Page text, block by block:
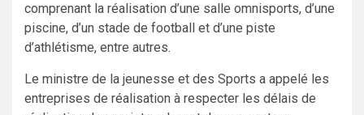
comprenant la réalisation d’une salle omnisports, d’une
piscine, d’un stade de football et d’une piste
d’athlétisme, entre autres.
Le ministre de la jeunesse et des Sports a appelé les
entreprises de réalisation à respecter les délais de